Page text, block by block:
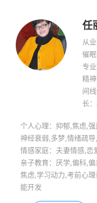
迫
长
自
躁
成
眠
眠
学
小
分
迫
姻
任
从
催
专
精神分析师 中
间线催眠师
长
命
个人心理：抑郁,焦虑,
神经衰弱,多梦,情绪疏
情感家庭：夫妻情感,恋
亲子教育：厌学,偏科,
焦虑,学习动力,考前心
能开发